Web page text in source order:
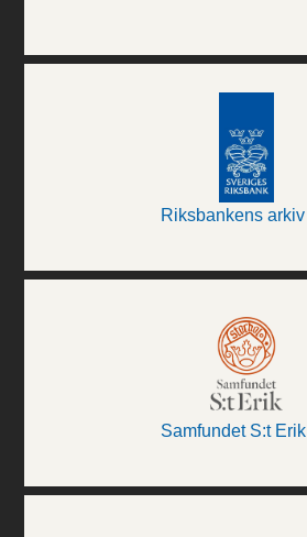
Riksbankens arkiv
Samfundet S:t Erik